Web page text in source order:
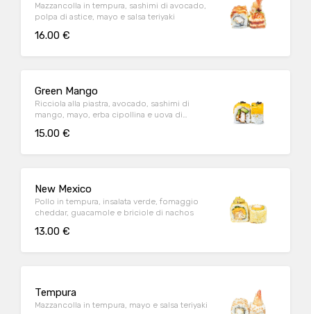
Mazzancolla in tempura, sashimi di avocado,
polpa di astice, mayo e salsa teriyaki
16.00 €
Green Mango
Ricciola alla piastra, avocado, sashimi di
mango, mayo, erba cipollina e uova di
15.00 €
New Mexico
Pollo in tempura, insalata verde, fomaggio
cheddar, guacamole e briciole di nachos
13.00 €
Tempura
Mazzancolla in tempura, mayo e salsa teriyaki